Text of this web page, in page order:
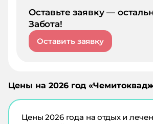
Оставьте заявку —
Забота!
Оставить заявку
Цены на 2026 год «
Цены2026года на отдых и